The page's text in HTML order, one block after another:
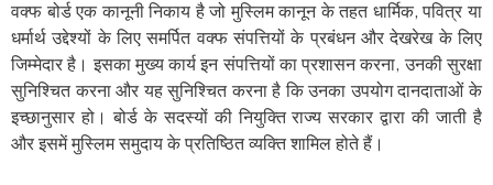
वक्फ बोर्ड एक कानूनी निकाय है जो मुस्लिम कानून के तहत धार्मिक, पवित्र या
धर्मार्थ उद्देश्यों के लिए समर्पित वक्फ संपत्तियों के प्रबंधन और देखरेख के लिए
जिम्मेदार है। इसका मुख्य कार्य इन संपत्तियों का प्रशासन करना, उनकी सुरक्षा
सुनिश्चित करना और यह सुनिश्चित करना है कि उनका उपयोग दानदाताओं के
इच्छानुसार हो। बोर्ड के सदस्यों की नियुक्ति राज्य सरकार द्वारा की जाती है
और इसमें मुस्लिम समुदाय के प्रतिष्ठित व्यक्ति शामिल होते हैं।